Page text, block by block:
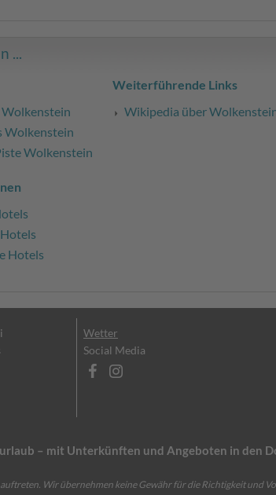
...
Wolkenstein
Wolkenstein
Hotels
Weiterführende Links
Wikipedia über
Wetter
Social Media
– mit Unterkünften und Angeboten in den
Wir übernehmen keine Gewähr für die Richtigkeit und